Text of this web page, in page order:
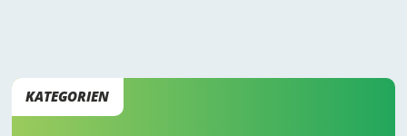
KATEGORIEN